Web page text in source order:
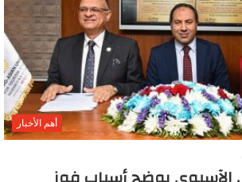
أهم الأخبار